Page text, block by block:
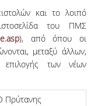
και το λοιπό
του ΠΜΣ
), από όπου οι
μεταξύ άλλων,
επιλογής των νέων
Πρύτανης